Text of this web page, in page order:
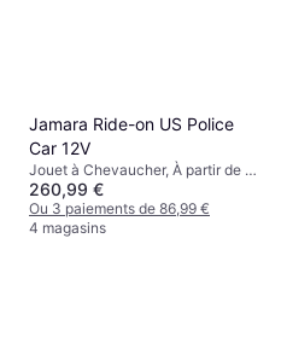
Jamara Ride-on US Police
Car 12V
Jouet à Chevaucher, À partir de 3
ans, Thème: Police
260,99 €
Ou 3 paiements de 86,99 €
4 magasins